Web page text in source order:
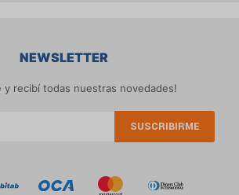
NEWSLETTER
y recibí todas nuestras novedades!
SUSCRIBIRME